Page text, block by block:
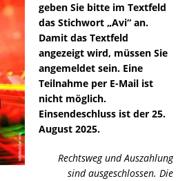
geben Sie bitte im Textfeld
das Stichwort „Avi“ an.
Damit das Textfeld
angezeigt wird, müssen Sie
angemeldet sein. Eine
Teilnahme per E-Mail ist
nicht möglich.
Einsendeschluss ist der 25.
August 2025.
Rechtsweg und Auszahlung
sind ausgeschlossen. Die